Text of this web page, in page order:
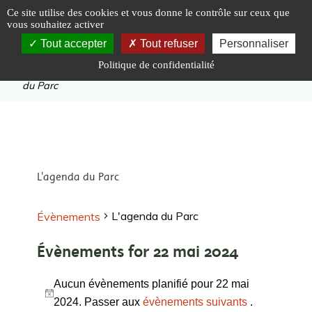
Accueil | Évènements |L'agenda
du Parc
L'agenda du Parc
Évènements L'agenda du Parc
Évènements for 22 mai 2024
Notice
Aucun évènements planifié pour 22 mai
2024. Passer aux évènements suivants .
Panneau de gestion des cookies
Ce site utilise des cookies et vous donne le contrôle sur ceux que
vous souhaitez activer
Tout accepter Tout refuser Personnaliser
Politique de confidentialité